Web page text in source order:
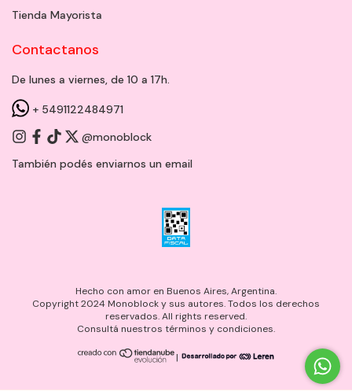
Tienda Mayorista
Contactanos
De lunes a viernes, de 10 a 17h.
+ 5491122484971
@monoblock
También podés enviarnos un email
Hecho con amor en Buenos Aires, Argentina.
Copyright 2024 Monoblock y sus autores. Todos los derechos
reservados. All rights reserved.
Consultá nuestros términos y condiciones.
|